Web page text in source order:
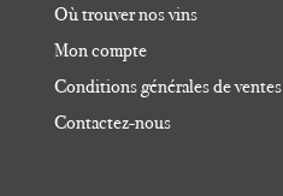
Où trouver nos vins
Mon compte
Conditions générales de ventes
Contactez-nous